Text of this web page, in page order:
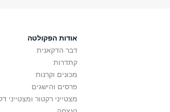
אודות הפקולטה
דבר הדקאנית
קתדרות
מכונים וקרנות
פרסים והישגים
מצטייני רקטור ומצטייני